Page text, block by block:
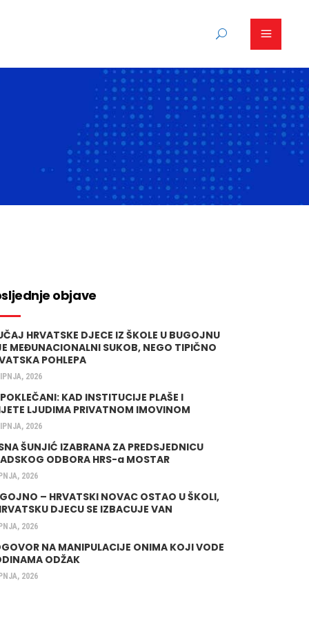
objave
HRVATSKE DJECE IZ ŠKOLE U BUGOJNU
MEĐUNACIONALNI SUKOB, NEGO TIPIČNO
POHLEPA
2026
KAD INSTITUCIJE PLAŠE I
LJUDIMA PRIVATNOM IMOVINOM
2026
ŠUNJIĆ IZABRANA ZA PREDSJEDNICU
ODBORA HRS-a MOSTAR
2026
– HRVATSKI NOVAC OSTAO U ŠKOLI,
DJECU SE IZBACUJE VAN
2026
NA MANIPULACIJE ONIMA KOJI VODE
ODŽAK
2026